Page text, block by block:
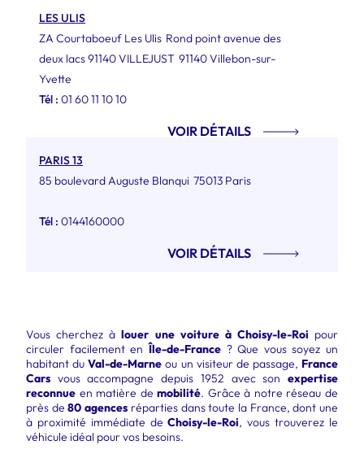
LES ULIS
ZA Courtaboeuf Les Ulis Rond point avenue des
deux lacs 91140 VILLEJUST 91140 Villebon-sur-
Yvette
Tél : 01 60 11 10 10
VOIR DÉTAILS
PARIS 13
85 boulevard Auguste Blanqui 75013 Paris
Tél : 0144160000
VOIR DÉTAILS
Vous cherchez àlouer une voiture à Choisy-le-Roi pour
circuler facilement enÎle-de-France? Que vous soyez un
habitant duVal-de-Marne ou un visiteur de passage, France
Cars vous accompagne depuis 1952 avec son expertise
reconnue en matière demobilité. Grâce à notre réseau de
près de80 agences réparties dans toute la France, dont une
à proximité immédiate deChoisy-le-Roi, vous trouverez le
véhicule idéal pour vos besoins.